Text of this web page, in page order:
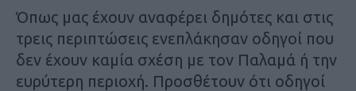
Όπως μας έχουν αναφέρει δημότες και στις
τρεις περιπτώσεις ενεπλάκησαν οδηγοί που
δεν έχουν καμία σχέση με τον Παλαμά ή την
ευρύτερη περιοχή. Προσθέτουν ότι οδηγοί